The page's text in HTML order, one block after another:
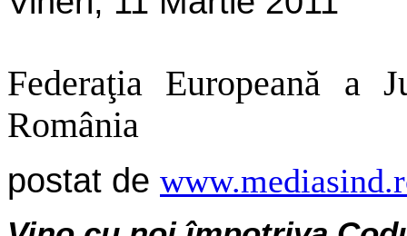
Federaţia Europeană a
România
postat de